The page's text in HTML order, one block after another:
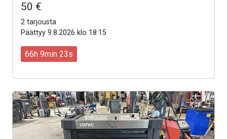
50 €
2 tarjousta
Päättyy 9.8.2026 klo 18:15
66h 9min 21s